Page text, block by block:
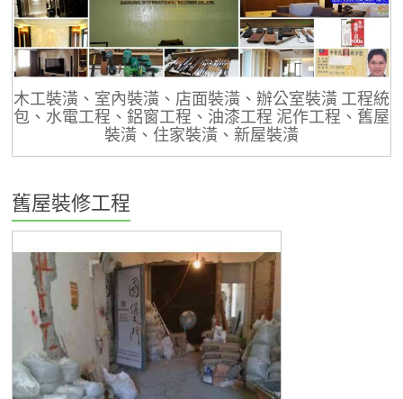
木工裝潢、室內裝潢、店面裝潢、辦公室裝潢 工程統
包、水電工程、鋁窗工程、油漆工程 泥作工程、舊屋
裝潢、住家裝潢、新屋裝潢
舊屋裝修工程